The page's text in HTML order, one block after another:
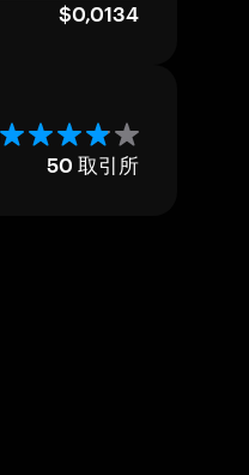
$0,0134
50 取引所